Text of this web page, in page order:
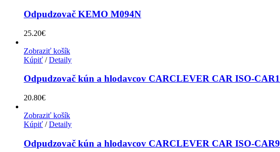
Odpudzovač KEMO M094N
25.20€
Zobraziť košík
Kúpiť / Detaily
Odpudzovač kún a hlodavcov CARCLEVER CAR ISO-
20.80€
Zobraziť košík
Kúpiť / Detaily
Odpudzovač kún a hlodavcov CARCLEVER CAR ISO-